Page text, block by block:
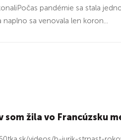
pandémie sa stala
sa venovala len koron...
som žila vo Francúzsku